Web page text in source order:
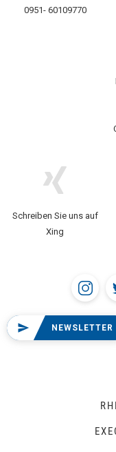
0951- 60109770
Schreiben Sie uns auf
Xing
NEWSLETTER